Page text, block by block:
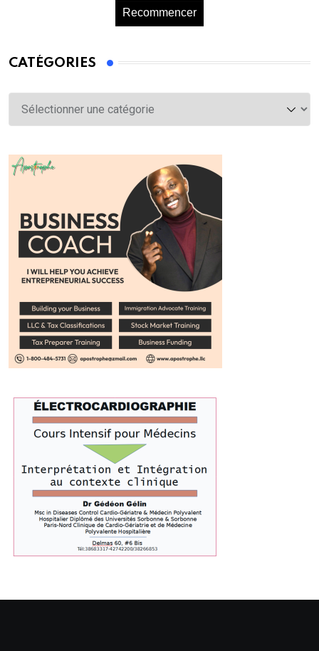
Recommencer
CATÉGORIES
Catégories